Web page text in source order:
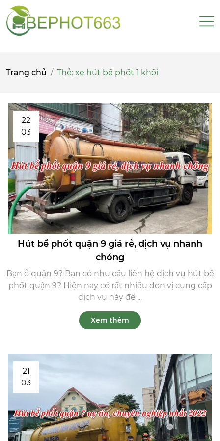
Trang chủ Thẻ: xe hút bể phốt 1 khối
22
03
Hút bể phốt quận 9 giá rẻ, dịch vụ nhanh
chóng
Bạn ở quận 9? Bạn có nhu cầu liên hệ dịch vụ hút bể
phốt quận 9? Hiện nay có rất nhiều đơn vị cung cấp
dịch vụ này để ...
Xem thêm
21
03